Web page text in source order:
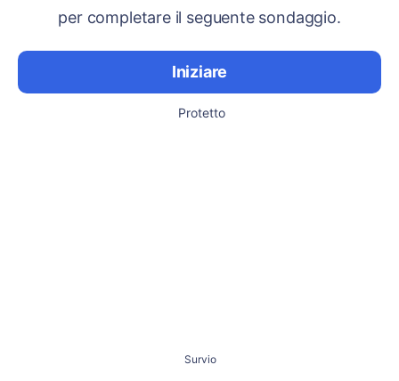
per completare il seguente sondaggio.
Iniziare
Protetto
Survio